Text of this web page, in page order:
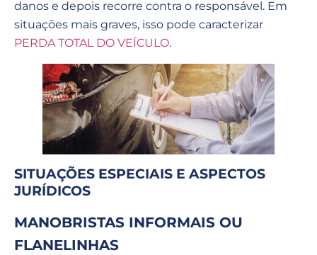
danos e depois recorre contra o responsável. Em
situações mais graves, isso pode caracterizar
PERDA TOTAL DO VEÍCULO.
SITUAÇÕES ESPECIAIS E ASPECTOS
JURÍDICOS
MANOBRISTAS INFORMAIS OU
FLANELINHAS